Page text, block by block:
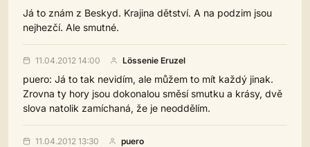
Já to znám z Beskyd. Krajina dětství. A na podzim jsou
nejhezčí. Ale smutné.
11.04.2012 14:00 Lössenie Eruzel
puero: Já to tak nevidím, ale můžem to mít každý jinak.
Zrovna ty hory jsou dokonalou směsí smutku a krásy, dvě
slova natolik zamíchaná, že je neoddělím.
11.04.2012 13:30 puero